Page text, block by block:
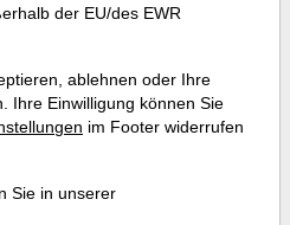
Trading-
der TraderFox
werden
der EU/des EWR
ablehnen oder Ihre
Ihre Einwilligung können Sie
im Footer widerrufen
Sie in unserer